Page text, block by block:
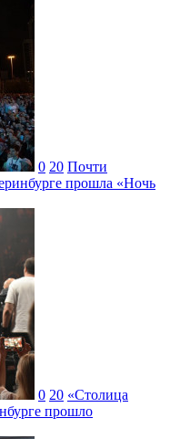
0 20 Почти
прошла «Ночь
0 20 «Столица
прошло